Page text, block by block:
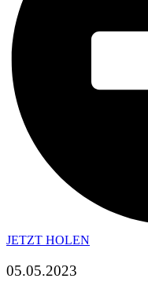
JETZT HOLEN
05.05.2023